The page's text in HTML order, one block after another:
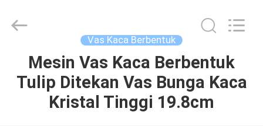
RUMAH
PRODUK
PRODUCTS
Vas Kaca Berbentuk
Mesin Vas Kaca Berbentuk
Tulip Ditekan Vas Bunga Kaca
Kristal Tinggi 19.8cm